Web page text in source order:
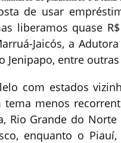
de usar
liberamos quase
Jaicós, a
Jenipapo, entre outras
com estados
menos
Rio Grande do
enquanto o